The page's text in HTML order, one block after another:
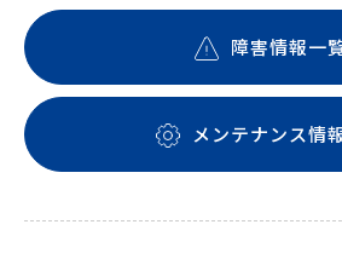
障害情報一
メンテナンス情